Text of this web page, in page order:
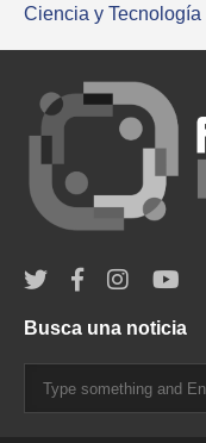
Ciencia y Tecnología
Busca una noticia